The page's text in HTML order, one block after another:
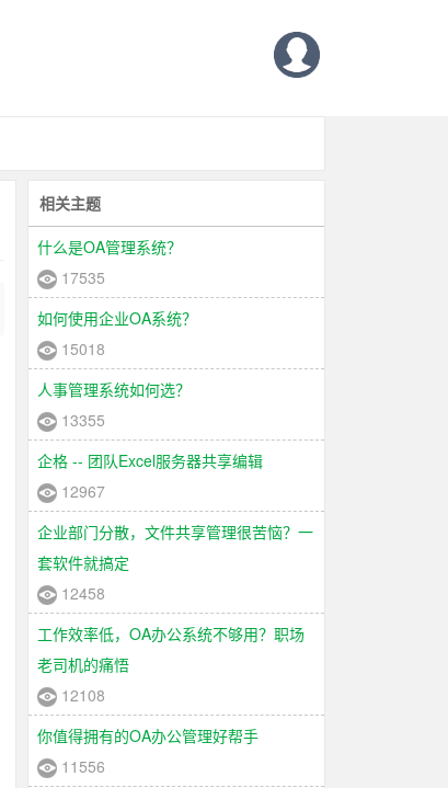
相关主题
什么是OA管理系统？
17535
如何使用企业OA系统？
15018
人事管理系统如何选？
13355
企格 -- 团队Excel服务器共享编辑
12967
企业部门分散，文件共享管理很苦恼？一
套软件就搞定
12458
工作效率低，OA办公系统不够用？职场
老司机的痛悟
12108
你值得拥有的OA办公管理好帮手
11556